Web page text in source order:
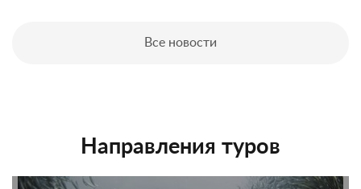
Все новости
Направления туров